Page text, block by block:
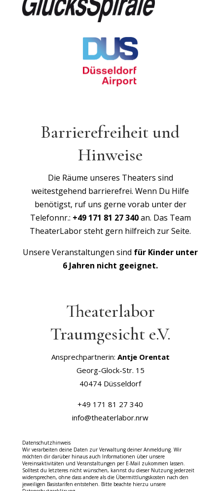
Barrierefreiheit und
Hinweise
Die Räume unseres Theaters sind
weitestgehend barrierefrei. Wenn Du Hilfe
benötigst, ruf uns gerne vorab unter der
Telefonnr.: +49 171 81 27 340an. Das Team
TheaterLabor steht gern hilfreich zur Seite.
Unsere Veranstaltungen sind für Kinder unter
6 Jahren nicht geeignet.
Theaterlabor
Traumgesicht e.V.
Ansprechpartnerin: Antje Orentat
Georg-Glock-Str. 15
40474 Düsseldorf
+49 171 81 27 340
info@theaterlabor.nrw
Datenschutzhinweis
Wir verarbeiten deine Daten zur Verwaltung deiner Anmeldung. Wir
möchten dir darüber hinaus auch Informationen über unsere
Vereinsaktivitäten und Veranstaltungen per E-Mail zukommen lassen.
Solltest du letzteres nicht wünschen, kannst du dieser Nutzung jederzeit
widersprechen, ohne dass andere als die Übermittlungskosten nach den
jeweiligen Basistarifen entstehen. Bitte beachte hierzu unsere